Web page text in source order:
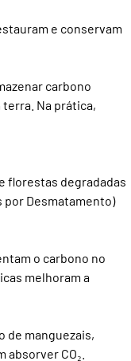
e conservam
carbono
Na prática,
florestas degradadas
por Desmatamento)
o carbono no
melhoram a
de manguezais,
CO₂.